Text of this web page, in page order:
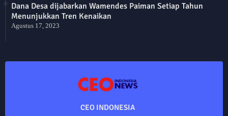
Dana Desa dijabarkan Wamendes Paiman Setiap Tahun
Menunjukkan Tren Kenaikan
Agustus 17, 2023
CEO INDONESIA